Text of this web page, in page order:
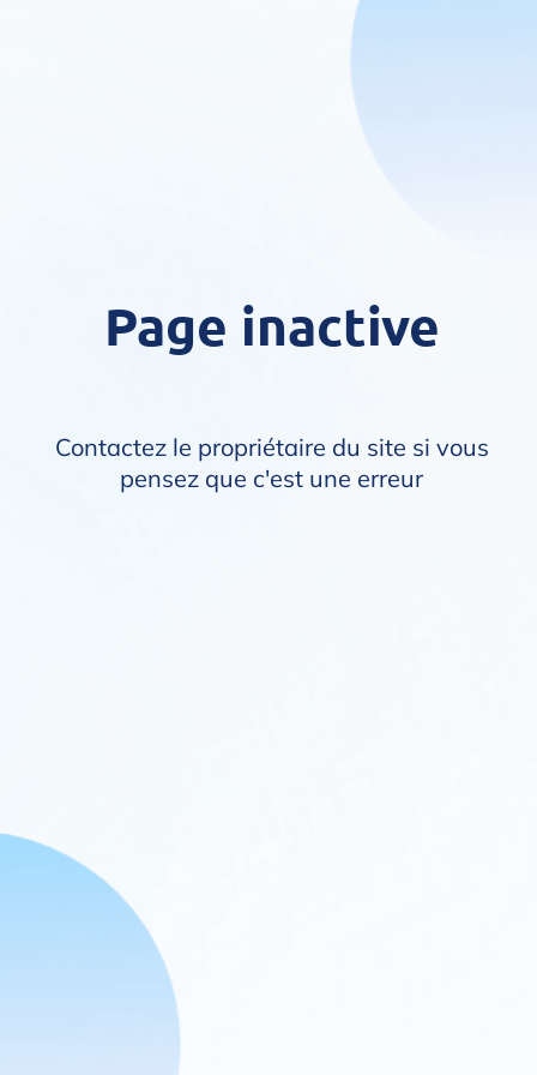
Page inactive
Contactez le propriétaire du site si vous
pensez que c'est une erreur